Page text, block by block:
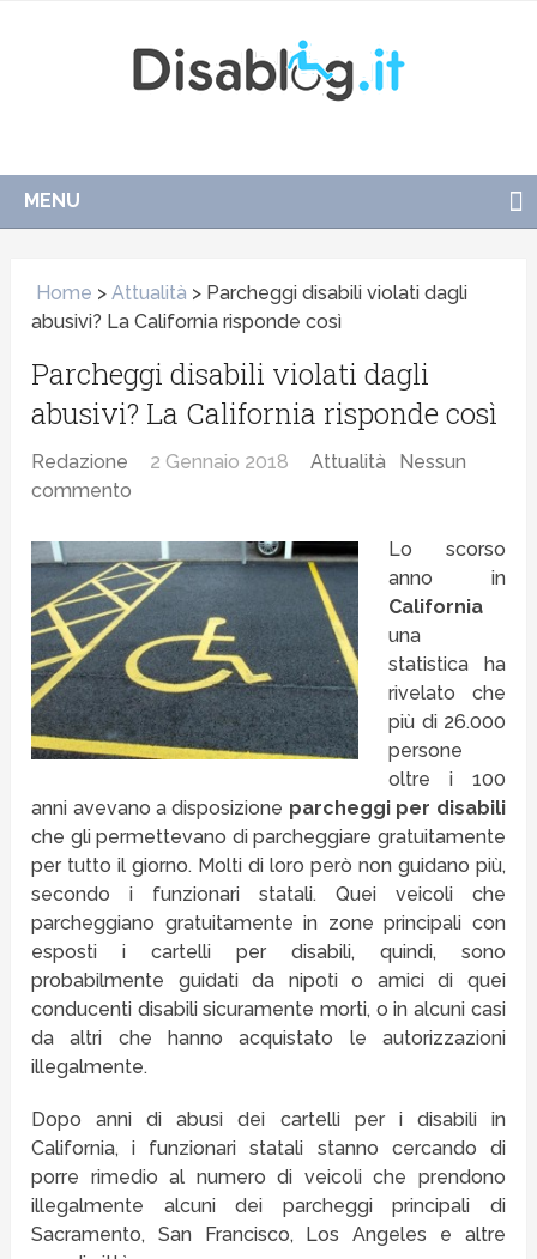
MENU
Home >Attualità > Parcheggi disabili violati dagli
abusivi? La California risponde così
Parcheggi disabili violati dagli
abusivi? La California risponde così
Redazione 2 Gennaio 2018 Attualità
Nessun
commento
Lo scorso
anno in
California
una
statistica ha
rivelato che
più di 26.000
persone
oltre i 100
anni avevano a disposizione parcheggi per disabili
che gli permettevano di parcheggiare gratuitamente
per tutto il giorno. Molti di loro però non guidano più,
secondo i funzionari statali. Quei veicoli che
parcheggiano gratuitamente in zone principali con
esposti i cartelli per disabili, quindi, sono
probabilmente guidati da nipoti o amici di quei
conducenti disabili sicuramente morti, o in alcuni casi
da altri che hanno acquistato le autorizzazioni
illegalmente.
Dopo anni di abusi dei cartelli per i disabili in
California, i funzionari statali stanno cercando di
porre rimedio al numero di veicoli che prendono
illegalmente alcuni dei parcheggi principali di
Sacramento, San Francisco, Los Angeles e altre